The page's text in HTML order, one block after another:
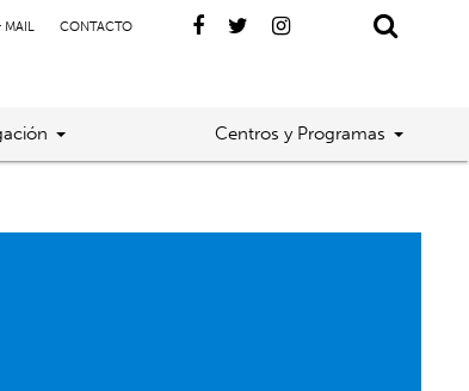
MAIL CONTACTO
Centros y Programas